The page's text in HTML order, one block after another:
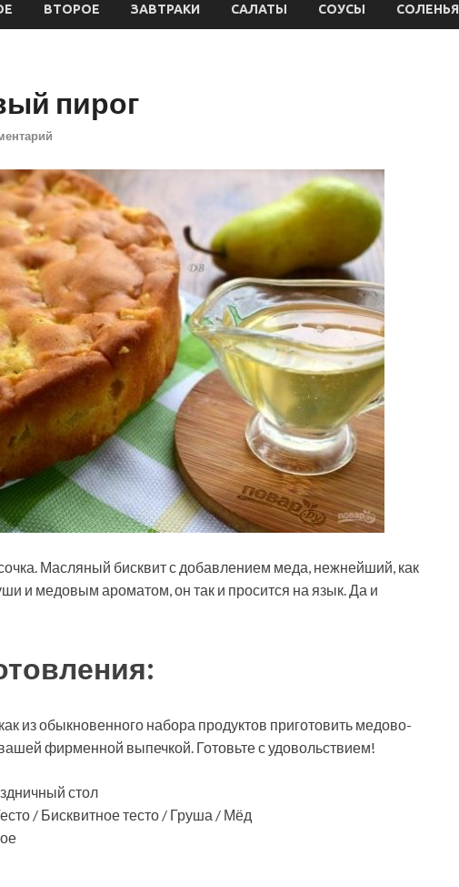
ВТОРОЕ ЗАВТРАКИ САЛАТЫ СОУСЫ СОЛЕНЬЯ
пирог
Масляный бисквит с добавлением меда, нежнейший, как
и медовым ароматом, он так и просится на язык. Да и
из обыкновенного набора продуктов приготовить медово-
фирменной выпечкой. Готовьте с удовольствием!
стол
/ Бисквитное тесто / Груша / Мёд